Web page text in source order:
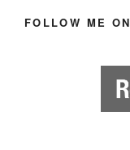
FOLLOW ME